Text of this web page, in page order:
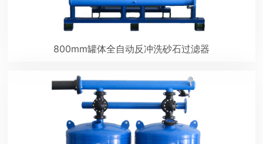
800mm罐体全自动反冲洗砂石过滤器